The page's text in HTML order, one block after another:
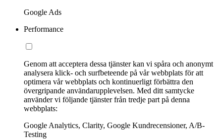
Google Ads
Performance
Genom att acceptera dessa tjänster kan vi spåra och anonymt
analysera klick- och surfbeteende på vår webbplats för att
optimera vår webbplats och kontinuerligt förbättra den
övergripande användarupplevelsen. Med ditt samtycke
använder vi följande tjänster från tredje part på denna
webbplats:
Google Analytics, Clarity, Google Kundrecensioner, A/B-
Testing